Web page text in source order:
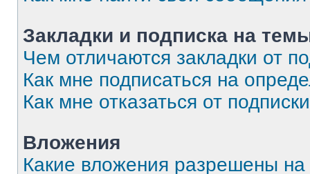
Закладки и подписка на
Чем отличаются закладки от
Как мне подписаться на
Как мне отказаться от
Вложения
Какие вложения разрешены